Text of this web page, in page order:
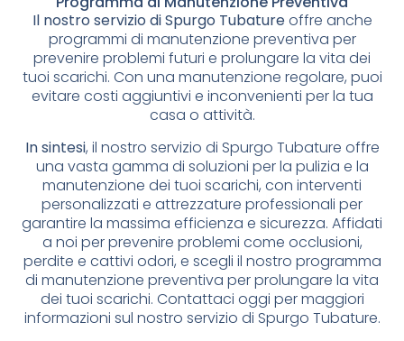
Il nostro servizio di Spurgo Tubatureoffre anche
programmi di manutenzione preventiva per
prevenire problemi futuri e prolungare la vita dei
tuoi scarichi. Con una manutenzione regolare, puoi
evitare costi aggiuntivi e inconvenienti per la tua
casa o attività.
In sintesi, il nostro servizio di Spurgo Tubature offre
una vasta gamma di soluzioni per la pulizia e la
manutenzione dei tuoi scarichi, con interventi
personalizzati e attrezzature professionali per
garantire la massima efficienza e sicurezza. Affidati
a noi per prevenire problemi come occlusioni,
perdite e cattivi odori, e scegli il nostro programma
di manutenzione preventiva per prolungare la vita
dei tuoi scarichi. Contattaci oggi per maggiori
informazioni sul nostro servizio di Spurgo Tubature.